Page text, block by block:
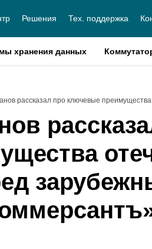
Решения Тех. поддержка
хранения данных
рассказал про ключевые